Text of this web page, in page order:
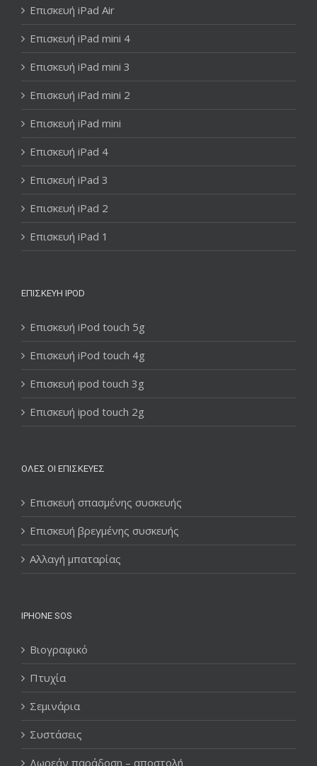
Επισκευή iPad Air
Επισκευή iPad mini 4
Επισκευή iPad mini 3
Επισκευή iPad mini 2
Επισκευή iPad mini
Επισκευή iPad 4
Επισκευή iPad 3
Επισκευή iPad 2
Επισκευή iPad 1
ΕΠΙΣΚΕΥΉ IPOD
Επισκευή iPod touch 5g
Επισκευή iPod touch 4g
Επισκευή ipod touch 3g
Επισκευή ipod touch 2g
ΌΛΕΣ ΟΙ ΕΠΙΣΚΕΥΈΣ
Επισκευή σπασμένης συσκευής
Επισκευή βρεγμένης συσκευής
Αλλαγή μπαταρίας
IPHONE SOS
Βιογραφικό
Πτυχία
Σεμινάρια
Συστάσεις
Δωρεάν παράδοση – αποστολή